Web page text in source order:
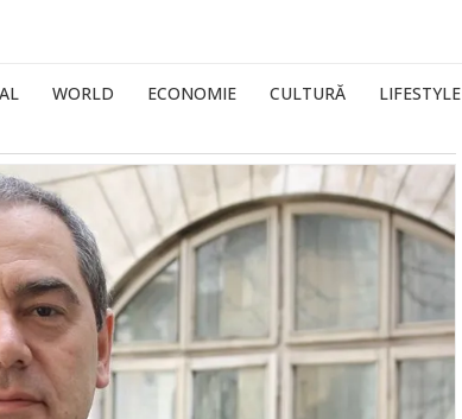
WORLD ECONOMIE CULTURĂ LIFESTYLE